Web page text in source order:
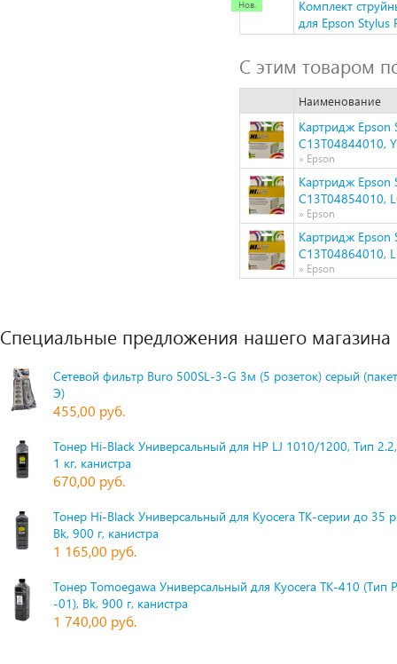
Комплект
для Epson Stylus
С этим товаром
Наименование
Картридж Epson
C13T04844010, Y
» Epson
Картридж Epson
C13T04854010,
» Epson
Картридж Epson
C13T04864010,
» Epson
Специальные предложения нашего магазина
Сетевой фильтр Buro 500SL-3-G 3м (5 розеток) серый
Э)
455,00 руб.
Тонер Hi-Black Универсальный для HP LJ 1010/1200, Тип
1 кг, канистра
670,00 руб.
Тонер Hi-Black Универсальный для Kyocera TK-серии до 35
Bk, 900 г, канистра
1 165,00 руб.
Тонер Tomoegawa Универсальный для Kyocera TK-410 (Тип
-01), Bk, 900 г, канистра
1 740,00 руб.